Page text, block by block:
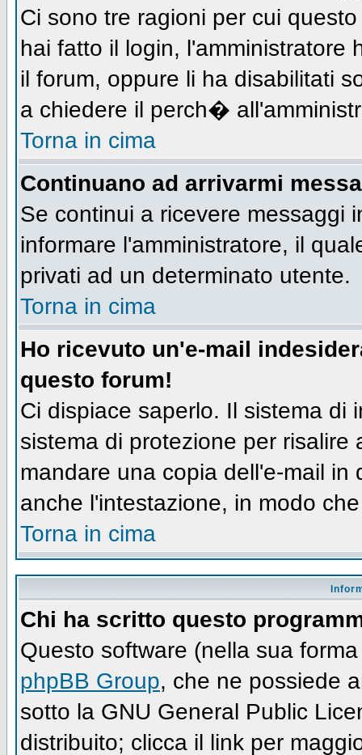
Ci sono tre ragioni per cui
hai fatto il login, l'amministratore
il forum, oppure li ha disabilitati
a chiedere il perch�
Torna in cima
Continuano ad arrivarmi
Se continui a ricevere messaggi
informare l'amministratore, il
privati ad un determinato utente.
Torna in cima
Ho ricevuto un'e-mail
questo forum!
Ci dispiace saperlo. Il sistema di
sistema di protezione per
mandare una copia dell'e-mail
anche l'intestazione, in modo
Torna in cima
Chi ha scritto questo
Questo software (nella sua
phpBB Group, che ne possiede
sotto la GNU General Public
distribuito; clicca il link per